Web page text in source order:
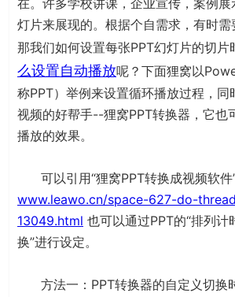
在。许多学校讲课，企业宣传，案例展
灯片来展现的。根据个自需求，有时需
那我们如何设置每张PPT幻灯片的切片
么设置自动播放呢？下面狸窝以
称PPT）举例来设置循环播放过程，同
视频的好帮手--狸窝PPT转换器，它也
播放的效果。
可以引用“狸窝PPT转换成视频软件”
www.leawo.cn/space-627-do-
13049.html 也可以通过PPT的“排列计
换”进行设定。
方法一：PPT转换器的自定义切换